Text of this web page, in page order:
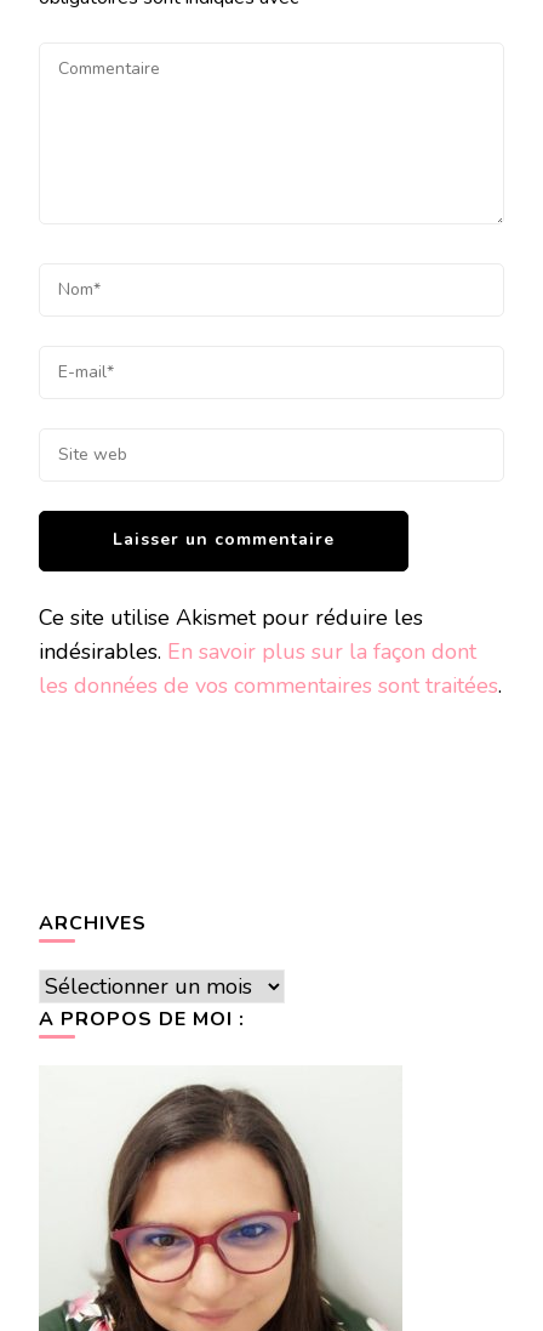
Ce site utilise Akismet pour réduire les
indésirables. En savoir plus sur la façon dont
les données de vos commentaires sont traitées.
ARCHIVES
Archives
A PROPOS DE MOI :